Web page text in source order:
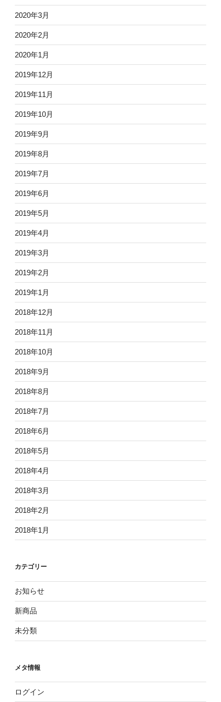
2020年3月
2020年2月
2020年1月
2019年12月
2019年11月
2019年10月
2019年9月
2019年8月
2019年7月
2019年6月
2019年5月
2019年4月
2019年3月
2019年2月
2019年1月
2018年12月
2018年11月
2018年10月
2018年9月
2018年8月
2018年7月
2018年6月
2018年5月
2018年4月
2018年3月
2018年2月
2018年1月
カテゴリー
お知らせ
新商品
未分類
メタ情報
ログイン